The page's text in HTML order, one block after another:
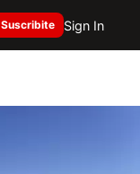
Suscribite Sign In